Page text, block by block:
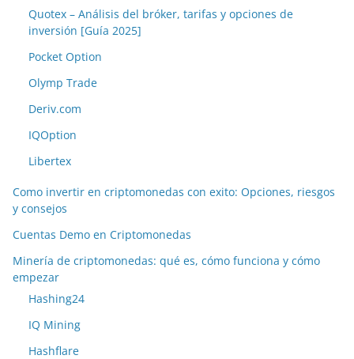
Quotex – Análisis del bróker, tarifas y opciones de
inversión [Guía 2025]
Pocket Option
Olymp Trade
Deriv.com
IQOption
Libertex
Como invertir en criptomonedas con exito: Opciones, riesgos
y consejos
Cuentas Demo en Criptomonedas
Minería de criptomonedas: qué es, cómo funciona y cómo
empezar
Hashing24
IQ Mining
Hashflare